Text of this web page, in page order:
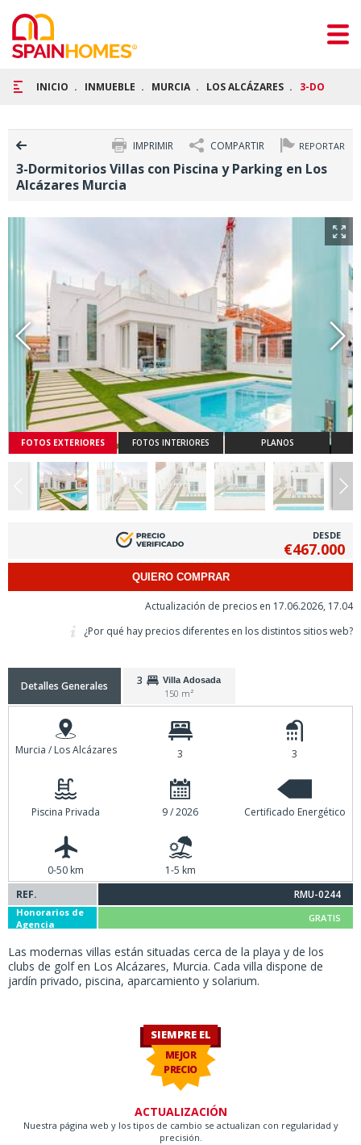
INICIO INMUEBLE MURCIA LOS ALCÁZARES 3-
REPORTAR
COMPARTIR
IMPRIMIR
3-Dormitorios Villas con Piscina y Parking en Los
Alcázares Murcia
FOTOS EXTERIORES FOTOS INTERIORES PLANOS
DESDE
€467.000
QUIERO COMPRAR
Actualización de precios en 17.06.2026, 17.04
¿Por qué hay precios diferentes en los distintos sitios web?
Detalles Generales 3 Villa Adosada
150 m²
Murcia / Los Alcázares 3 3
Piscina Privada 9 / 2026 Certificado Energético
0-50 km
1-5 km
REF.
RMU-0244
Honorarios de
Agencia
GRATIS
Las modernas villas están situadas cerca de la playa y de los
clubs de golf en Los Alcázares, Murcia. Cada villa dispone de
jardín privado, piscina, aparcamiento y solarium.
SIEMPRE EL
MEJOR
PRECIO
ACTUALIZACIÓN
Nuestra página web y los tipos de cambio se actualizan con regularidad y
precisión.